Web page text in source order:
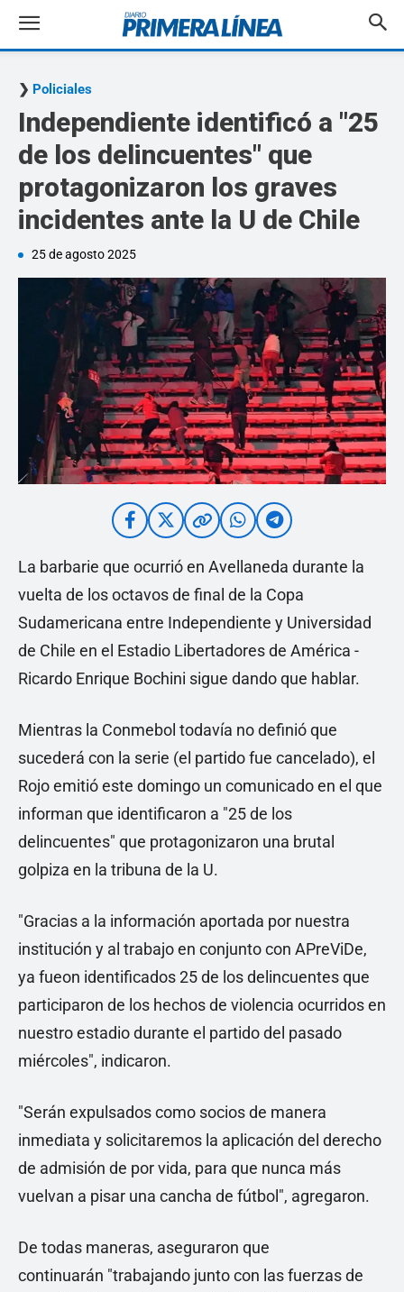
Policiales
Independiente identificó a "25
de los delincuentes" que
protagonizaron los graves
incidentes ante la U de Chile
25 de agosto 2025
La barbarie que ocurrió en Avellaneda durante la
vuelta de los octavos de final de la Copa
Sudamericana entre Independiente y Universidad
de Chile en el Estadio Libertadores de América -
Ricardo Enrique Bochini sigue dando que hablar.
Mientras la Conmebol todavía no definió que
sucederá con la serie (el partido fue cancelado), el
Rojo emitió este domingo un comunicado en el que
informan que identificaron a "25 de los
delincuentes" que protagonizaron una brutal
golpiza en la tribuna de la U.
"Gracias a la información aportada por nuestra
institución y al trabajo en conjunto con APreViDe,
ya fueon identificados 25 de los delincuentes que
participaron de los hechos de violencia ocurridos en
nuestro estadio durante el partido del pasado
miércoles", indicaron.
"Serán expulsados como socios de manera
inmediata y solicitaremos la aplicación del derecho
de admisión de por vida, para que nunca más
vuelvan a pisar una cancha de fútbol", agregaron.
De todas maneras, aseguraron que
continuarán "trabajando junto con las fuerzas de